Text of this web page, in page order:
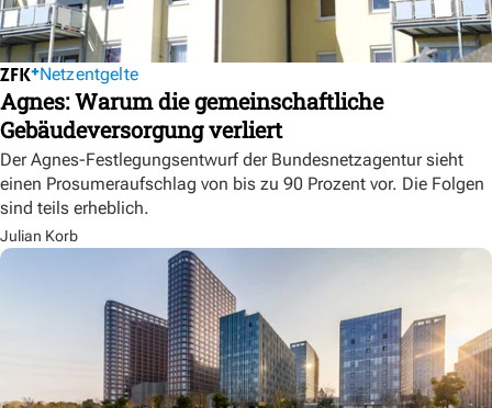
Netzentgelte
Agnes: Warum die gemeinschaftliche
Gebäudeversorgung verliert
Der Agnes-Festlegungsentwurf der Bundesnetzagentur sieht
einen Prosumeraufschlag von bis zu 90 Prozent vor. Die Folgen
sind teils erheblich.
Julian Korb